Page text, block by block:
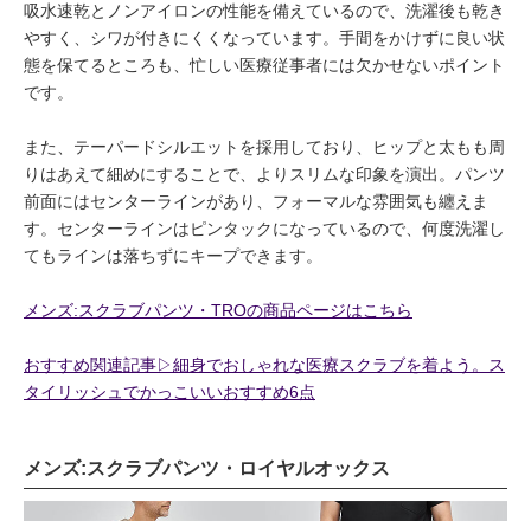
吸水速乾とノンアイロンの性能を備えているので、洗濯後も乾き
やすく、シワが付きにくくなっています。手間をかけずに良い状
態を保てるところも、忙しい医療従事者には欠かせないポイント
です。
また、テーパードシルエットを採用しており、ヒップと太もも周
りはあえて細めにすることで、よりスリムな印象を演出。パンツ
前面にはセンターラインがあり、フォーマルな雰囲気も纏えま
す。センターラインはピンタックになっているので、何度洗濯し
てもラインは落ちずにキープできます。
メンズ:スクラブパンツ・TROの商品ページはこちら
おすすめ関連記事▷細身でおしゃれな医療スクラブを着よう。ス
タイリッシュでかっこいいおすすめ6点
メンズ:スクラブパンツ・ロイヤルオックス